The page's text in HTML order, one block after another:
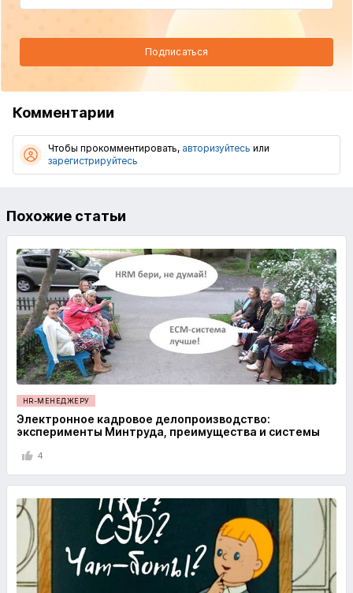
Подписаться
Комментарии
Чтобы прокомментировать, авторизуйтесь или
зарегистрируйтесь
Похожие статьи
HR-МЕНЕДЖЕРУ
Электронное кадровое делопроизводство:
эксперименты Минтруда, преимущества и системы
4